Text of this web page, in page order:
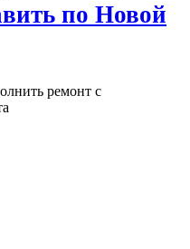
по Новой
ремонт с